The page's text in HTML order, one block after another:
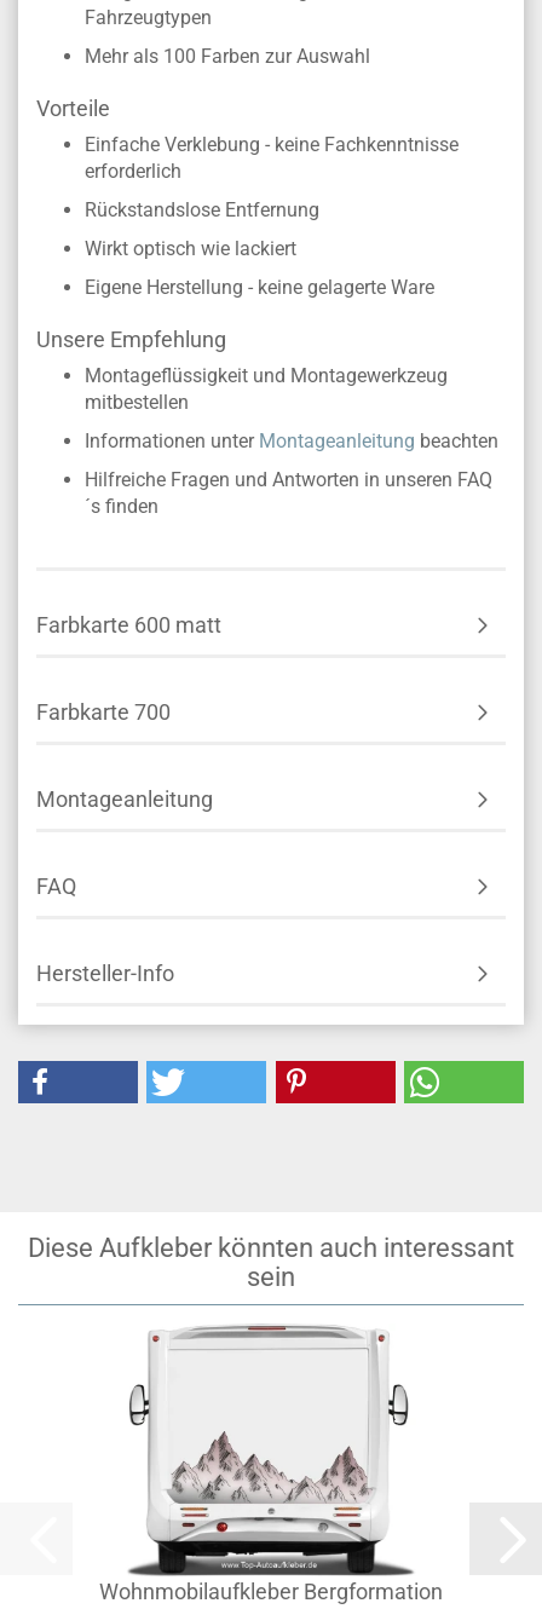
Fahrzeugtypen
Mehr als 100 Farben zur Auswahl
Vorteile
Einfache Verklebung - keine Fachkenntnisse
erforderlich
Rückstandslose Entfernung
Wirkt optisch wie lackiert
Eigene Herstellung - keine gelagerte Ware
Unsere Empfehlung
Montageflüssigkeit und Montagewerkzeug
mitbestellen
Informationen unter Montageanleitung beachten
Hilfreiche Fragen und Antworten in unseren FAQ
´s finden
Farbkarte 600 matt
Farbkarte 700
Montageanleitung
FAQ
Hersteller-Info
Diese Aufkleber könnten auch interessant
sein
Wohnmobilaufkleber Bergformation